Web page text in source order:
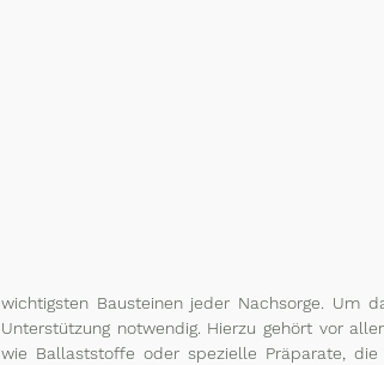
wichtigsten Bausteinen jeder Nachsorge. Um
Unterstützung notwendig. Hierzu gehört vor
wie Ballaststoffe oder spezielle Präparate,